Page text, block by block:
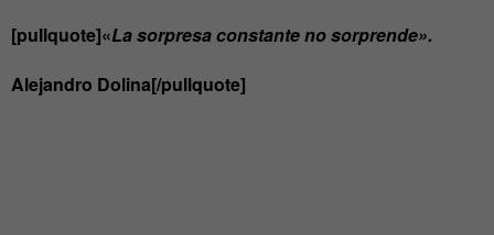
[pullquote]«La sorpresa constante no sorprende».
Alejandro Dolina[/pullquote]